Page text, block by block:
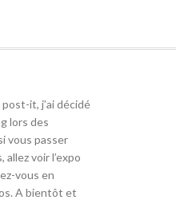
it, j’ai décidé
lors des
vous passer
voir l’expo
vous en
A bientôt et